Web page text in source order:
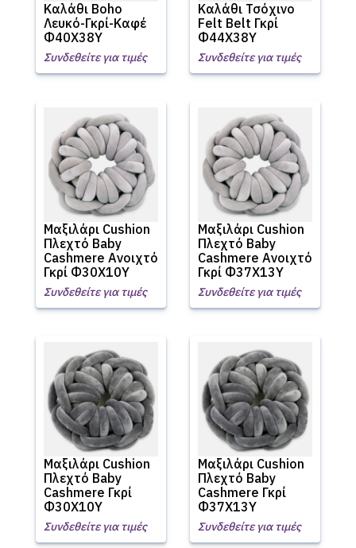
Καλάθι Boho
Λευκό-Γκρί-Καφέ
Φ40Χ38Υ
Συνδεθείτε για τιμές
Καλάθι Τσόχινο
Felt Belt Γκρί
Φ44Χ38Υ
Συνδεθείτε για τιμές
Μαξιλάρι Cushion
Πλεχτό Baby
Cashmere Ανοιχτό
Γκρί Φ30Χ10Υ
Συνδεθείτε για τιμές
Μαξιλάρι Cushion
Πλεχτό Baby
Cashmere Ανοιχτό
Γκρί Φ37Χ13Υ
Συνδεθείτε για τιμές
Μαξιλάρι Cushion
Πλεχτό Baby
Cashmere Γκρί
Φ30Χ10Υ
Συνδεθείτε για τιμές
Μαξιλάρι Cushion
Πλεχτό Baby
Cashmere Γκρί
Φ37Χ13Υ
Συνδεθείτε για τιμές